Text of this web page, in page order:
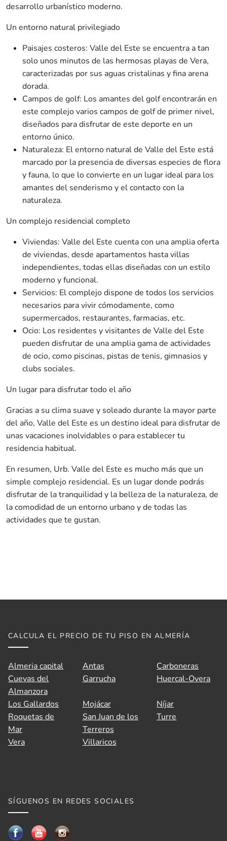
desarrollo urbanístico moderno.
Un entorno natural privilegiado
Paisajes costeros: Valle del Este se encuentra a tan
solo unos minutos de las hermosas playas de Vera,
caracterizadas por sus aguas cristalinas y fina arena
dorada.
Campos de golf: Los amantes del golf encontrarán en
este complejo varios campos de golf de primer nivel,
diseñados para disfrutar de este deporte en un
entorno único.
Naturaleza: El entorno natural de Valle del Este está
marcado por la presencia de diversas especies de flora
y fauna, lo que lo convierte en un lugar ideal para los
amantes del senderismo y el contacto con la
naturaleza.
Un complejo residencial completo
Viviendas: Valle del Este cuenta con una amplia oferta
de viviendas, desde apartamentos hasta villas
independientes, todas ellas diseñadas con un estilo
moderno y funcional.
Servicios: El complejo dispone de todos los servicios
necesarios para vivir cómodamente, como
supermercados, restaurantes, farmacias, etc.
Ocio: Los residentes y visitantes de Valle del Este
pueden disfrutar de una amplia gama de actividades
de ocio, como piscinas, pistas de tenis, gimnasios y
clubs sociales.
Un lugar para disfrutar todo el año
Gracias a su clima suave y soleado durante la mayor parte
del año, Valle del Este es un destino ideal para disfrutar de
unas vacaciones inolvidables o para establecer tu
residencia habitual.
En resumen, Urb. Valle del Este es mucho más que un
simple complejo residencial. Es un lugar donde podrás
disfrutar de la tranquilidad y la belleza de la naturaleza, de
la comodidad de un entorno urbano y de todas las
actividades que te gustan.
CALCULA EL PRECIO DE TU PISO EN ALMERÍA
Almeria capital Antas
Carboneras
Cuevas del
Almanzora
Garrucha Huercal-Overa
Los Gallardos Mojácar
Níjar
Roquetas de
Mar
San Juan de los
Terreros
Turre
Vera Villaricos
SÍGUENOS EN REDES SOCIALES